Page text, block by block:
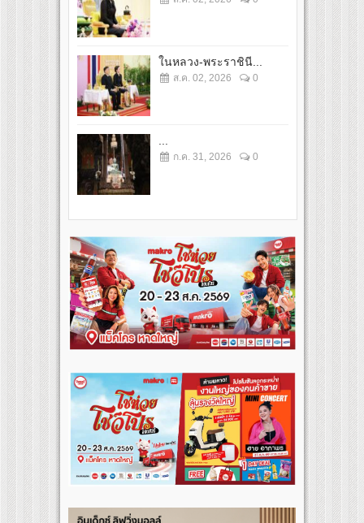
ในหลวง-พระราชินี...
ส.ค. 02, 2026 0
ก.ค. 31, 2026 0